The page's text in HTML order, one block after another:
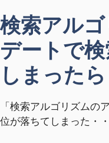
検索アル
デートで
しまったら
「検索アルゴリズムの
位が落ちてしまった・・